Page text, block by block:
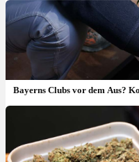
Bayerns Clubs vor dem Aus?